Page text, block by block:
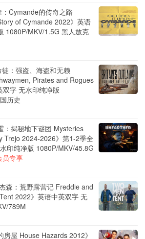
Cymande的传奇之路
of Cymande 2022》英语
1080P/MKV/1.5G 黑人放克
：强盗、海盗和无赖
Pirates and Rogues
字 无水印纯净版
历史
：揭秘地下谜团 Mysteries
Trejo 2024-2026》第1-2季全
印纯净版 1080P/MKV/45.8G
员专享
森：荒野露营记 Freddie and
2022》英语中英双字 无
789M
屋 House Hazards 2012》